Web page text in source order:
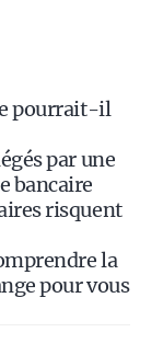
pourrait-il
par une
bancaire
risquent
la
pour vous